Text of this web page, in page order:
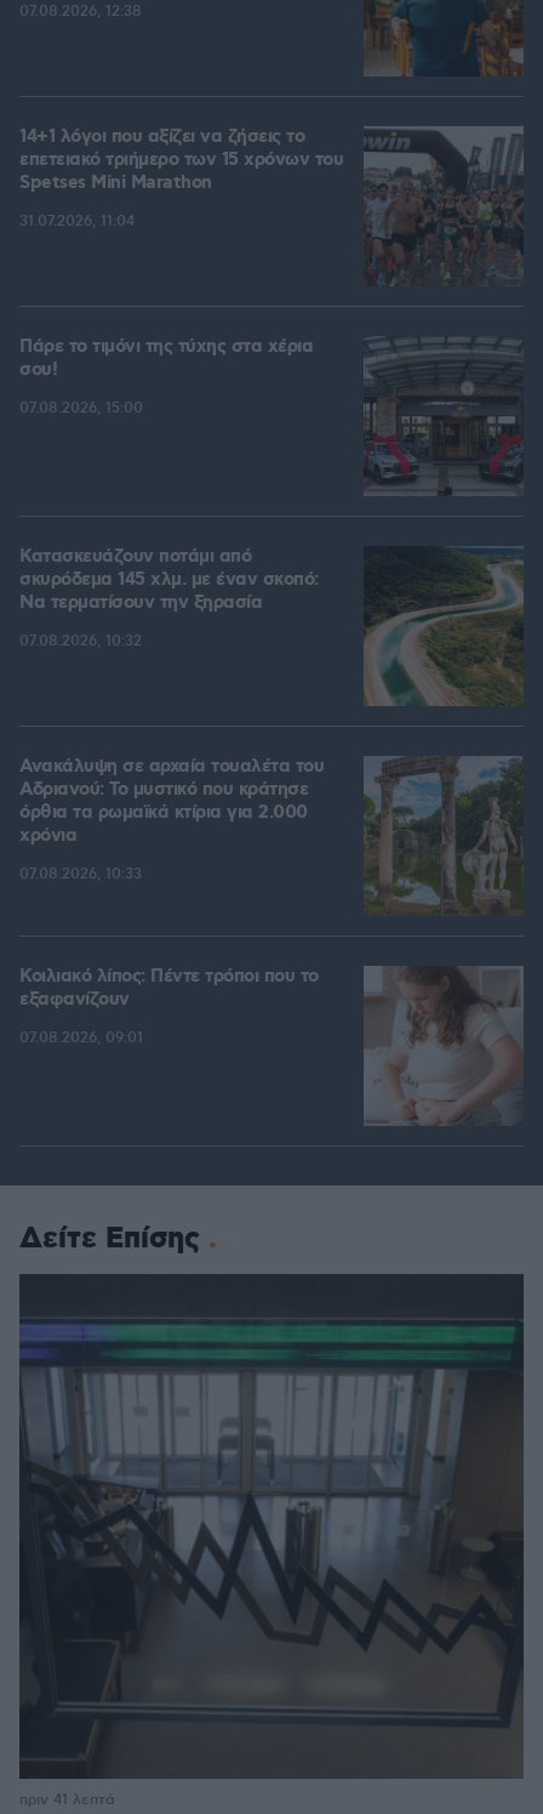
07.08.2026, 12:38
14+1 λόγοι που αξίζει να ζήσεις το
επετειακό τριήμερο των 15 χρόνων του
Spetses Mini Marathon
31.07.2026, 11:04
Πάρε το τιμόνι της τύχης στα χέρια
σου!
07.08.2026, 15:00
Κατασκευάζουν ποτάμι από
σκυρόδεμα 145 χλμ. με έναν σκοπό:
Να τερματίσουν την ξηρασία
07.08.2026, 10:32
Ανακάλυψη σε αρχαία τουαλέτα του
Αδριανού: Το μυστικό που κράτησε
όρθια τα ρωμαϊκά κτίρια για 2.000
χρόνια
07.08.2026, 10:33
Κοιλιακό λίπος: Πέντε τρόποι που το
εξαφανίζουν
07.08.2026, 09:01
Δείτε Επίσης
πριν 41 λεπτά